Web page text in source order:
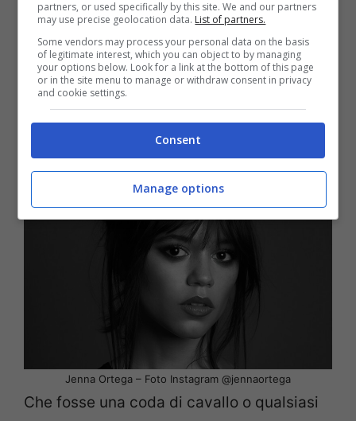
da sfoggiare per una semplice serata fuori.
La frangia a tendina sarà
l’accessorio piùglamourda
indossare sui capelli raccolti
Jenna Ortega – Foto Instagram @jennaortega
Che fosse una coda di cavallo o qualsiasi
partners, or used specifically by this site. We and our partners
may use precise geolocation data. List of partners.
Some vendors may process your personal data on the basis
of legitimate interest, which you can object to by managing
your options below. Look for a link at the bottom of this page
or in the site menu to manage or withdraw consent in privacy
and cookie settings.
Consent
Manage options